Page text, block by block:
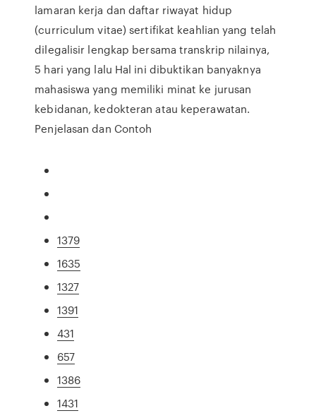
lamaran kerja dan daftar riwayat hidup
(curriculum vitae) sertifikat keahlian yang telah
dilegalisir lengkap bersama transkrip nilainya,
5 hari yang lalu Hal ini dibuktikan banyaknya
mahasiswa yang memiliki minat ke jurusan
kebidanan, kedokteran atau keperawatan.
Penjelasan dan Contoh
1379
1635
1327
1391
431
657
1386
1431